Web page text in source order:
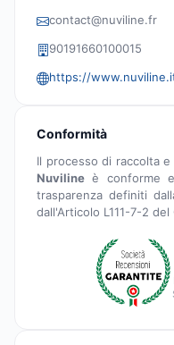
contact@nuviline.fr
90191660100015
https://
Conformità
Il processo di raccolta
Nuviline è conforme
trasparenza definiti
dall'Articolo L111-7-2